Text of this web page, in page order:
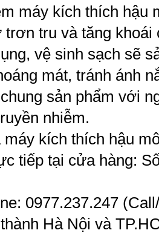
máy kích thích hậu
tru và tăng khoái
vệ sinh sạch sẽ
mát, tránh ánh
sản phẩm với
nhiễm.
máy kích thích hậu
tiếp tại cửa hàng:
0977.237.247
Hà Nội và